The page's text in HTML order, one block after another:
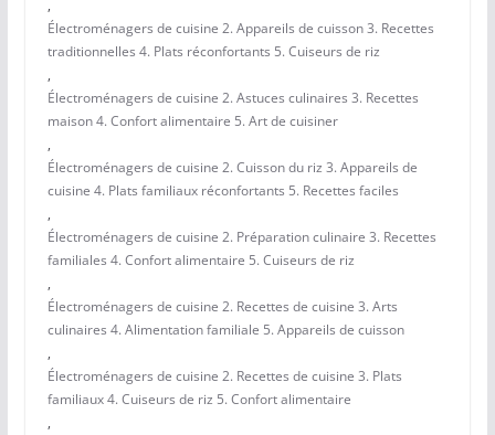
,
Électroménagers de cuisine 2. Appareils de cuisson 3. Recettes
traditionnelles 4. Plats réconfortants 5. Cuiseurs de riz
,
Électroménagers de cuisine 2. Astuces culinaires 3. Recettes
maison 4. Confort alimentaire 5. Art de cuisiner
,
Électroménagers de cuisine 2. Cuisson du riz 3. Appareils de
cuisine 4. Plats familiaux réconfortants 5. Recettes faciles
,
Électroménagers de cuisine 2. Préparation culinaire 3. Recettes
familiales 4. Confort alimentaire 5. Cuiseurs de riz
,
Électroménagers de cuisine 2. Recettes de cuisine 3. Arts
culinaires 4. Alimentation familiale 5. Appareils de cuisson
,
Électroménagers de cuisine 2. Recettes de cuisine 3. Plats
familiaux 4. Cuiseurs de riz 5. Confort alimentaire
,